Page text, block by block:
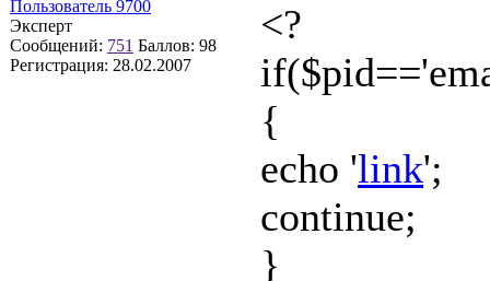
Пользователь 9700
Эксперт
Сообщений: 751 Баллов: 98
Регистрация: 28.02.2007
<?
{
echo 'link';
continue;
}